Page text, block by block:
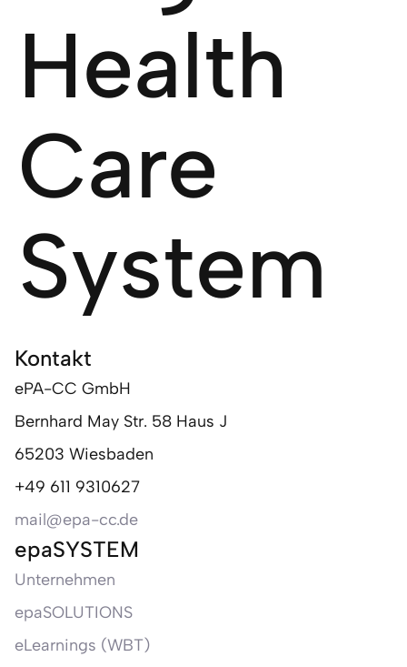
Health
Care
System
Kontakt
ePA-CC GmbH
Bernhard May Str. 58 Haus J
65203 Wiesbaden
+49 611 9310627
mail@epa-cc.de
epaSYSTEM
Unternehmen
epaSOLUTIONS
eLearnings (WBT)